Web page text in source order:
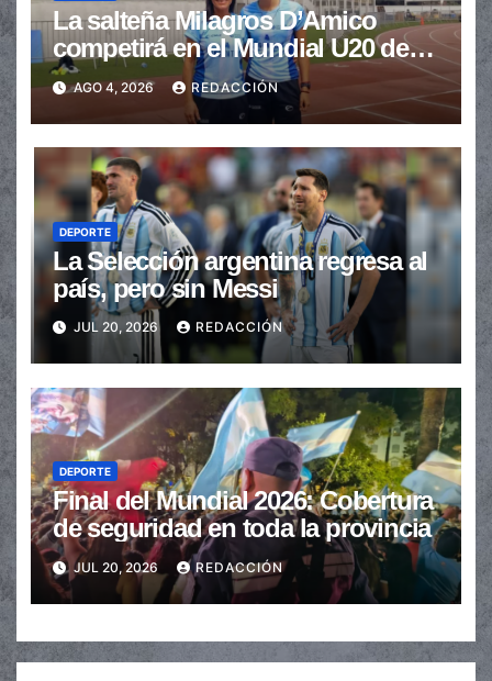
La salteña Milagros D’Amico
competirá en el Mundial U20 de
Atletismo
AGO 4, 2026 REDACCIÓN
DEPORTE
La Selección argentina regresa al
país, pero sin Messi
JUL 20, 2026 REDACCIÓN
DEPORTE
Final del Mundial 2026: Cobertura
de seguridad en toda la provincia
JUL 20, 2026 REDACCIÓN